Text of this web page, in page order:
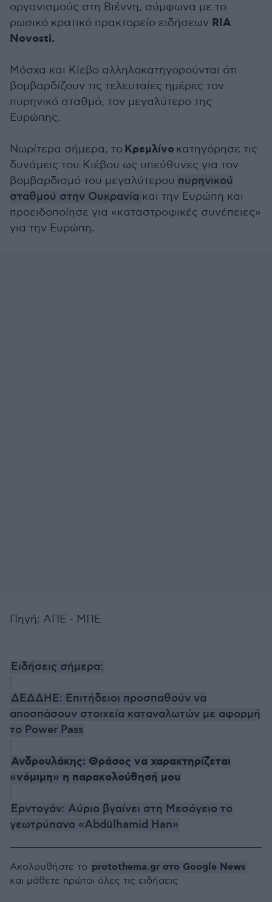
οργανισμούς στη Βιέννη, σύμφωνα με το
ρωσικό κρατικό πρακτορείο ειδήσεων RIA
Novosti.
Μόσχα και Κίεβο αλληλοκατηγορούνται ότι
βομβαρδίζουν τις τελευταίες ημέρες τον
πυρηνικό σταθμό, τον μεγαλύτερο της
Ευρώπης.
Νωρίτερα σήμερα, τοΚρεμλίνοκατηγόρησε τις
δυνάμεις του Κιέβου ως υπεύθυνες για τον
βομβαρδισμό του μεγαλύτερου πυρηνικού
σταθμού στην Ουκρανία και την Ευρώπη και
προειδοποίησε για «καταστροφικές συνέπειες»
για την Ευρώπη.
Πηγή: ΑΠΕ - ΜΠΕ
Ειδήσεις σήμερα:
ΔΕΔΔΗΕ: Επιτήδειοι προσπαθούν να
αποσπάσουν στοιχεία καταναλωτών με αφορμή
το Power Pass
Ανδρουλάκης: Θράσος να χαρακτηρίζεται
«νόμιμη» η παρακολούθησή μου
Ερντογάν: Αύριο βγαίνει στη Μεσόγειο το
γεωτρύπανο «Abdülhamid Han»
Ακολουθήστε το protothema.gr στο Google News
και μάθετε πρώτοι όλες τις ειδήσεις